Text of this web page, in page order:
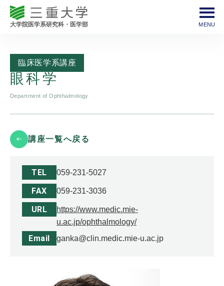
臨床医学系講座
眼科学
Department of Ophthalmology
講座一覧へ戻る
TEL 059-231-5027
FAX 059-231-3036
URL
https://www.medic.mie-
u.ac.jp/ophthalmology/
Email ganka@clin.medic.mie-u.ac.jp